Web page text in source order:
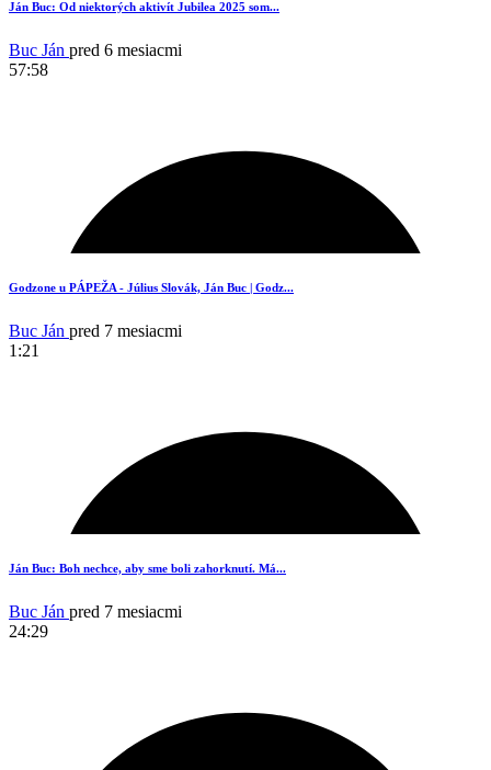
2
1
Ján Buc: Od niektorých aktivít Jubilea 2025 som...
Buc Ján pred 6 mesiacmi
57:58
15
Godzone u PÁPEŽA - Július Slovák, Ján Buc | Godz...
Buc Ján pred 7 mesiacmi
1:21
Ján Buc: Boh nechce, aby sme boli zahorknutí. Má...
Buc Ján pred 7 mesiacmi
24:29